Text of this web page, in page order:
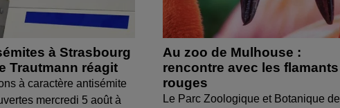
à Strasbourg
Trautmann réagit
à caractère antisémite
mercredi 5 août à
Au zoo de Mulhouse :
rencontre avec les flamants
rouges
Le Parc Zoologique et Botanique de